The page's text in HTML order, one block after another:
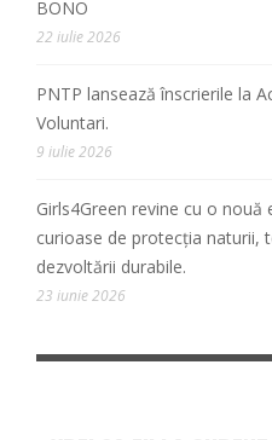
BONO
22 iulie 2026
PNTP lansează înscrierile la
Voluntari.
9 iulie 2026
Girls4Green revine cu o
curioase de protecția naturii,
dezvoltării durabile.
23 iunie 2026